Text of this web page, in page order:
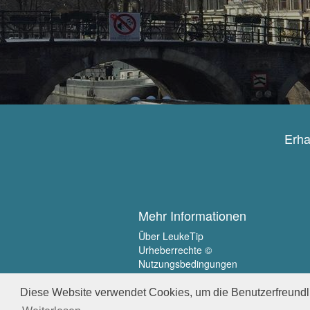
Diese Website verwendet Cookies, um die
Mehr Informationen
Über LeukeTip
Urheberrechte ©
Nutzungsbedingungen
Privatsphäre